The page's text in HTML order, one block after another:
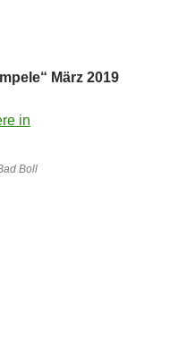
März 2019
Boll